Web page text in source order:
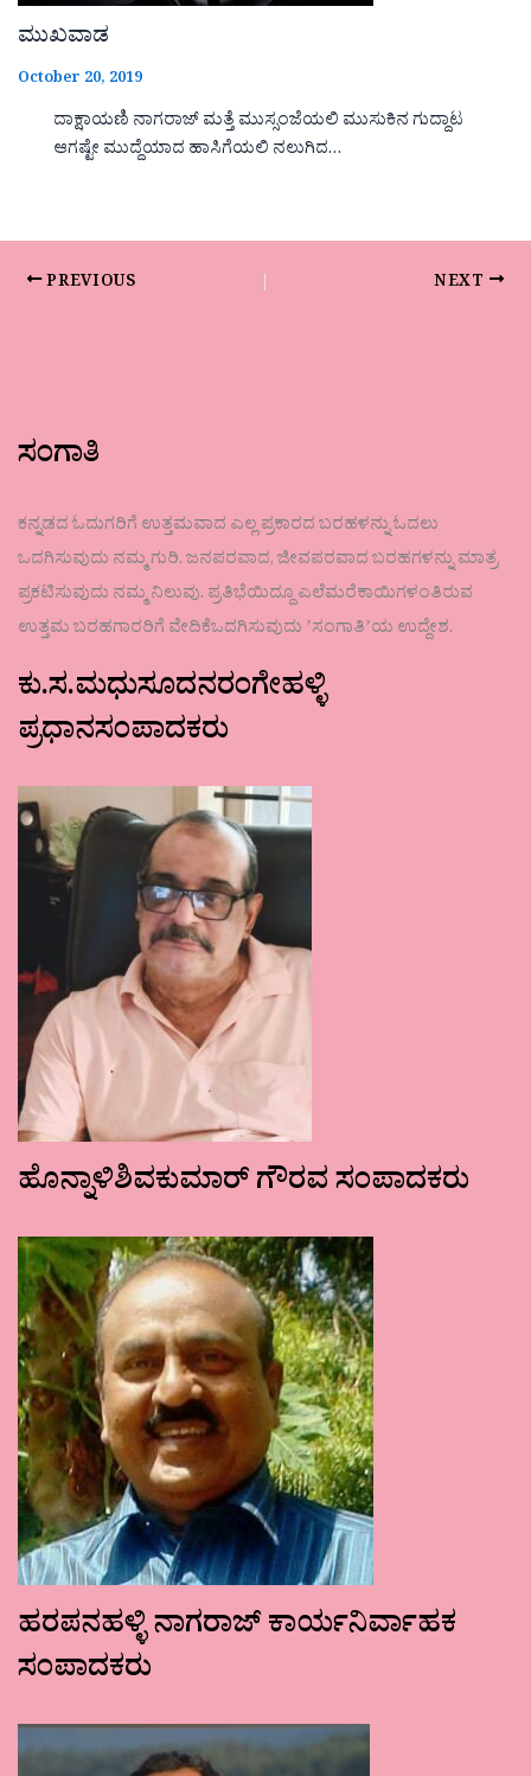
ಮುಖವಾಡ
October 20, 2019
ದಾಕ್ಷಾಯಣಿ ನಾಗರಾಜ್ ಮತ್ತೆ ಮುಸ್ಸಂಜೆಯಲಿ ಮುಸುಕಿನ ಗುದ್ದಾಟ
ಆಗಷ್ಟೇ ಮುದ್ದೆಯಾದ ಹಾಸಿಗೆಯಲಿ ನಲುಗಿದ…
PREVIOUS NEXT
ಸಂಗಾತಿ
ಕನ್ನಡದ ಓದುಗರಿಗೆ ಉತ್ತಮವಾದ ಎಲ್ಲ ಪ್ರಕಾರದ ಬರಹಳನ್ನು ಓದಲು
ಒದಗಿಸುವುದು ನಮ್ಮ ಗುರಿ. ಜನಪರವಾದ, ಜೀವಪರವಾದ ಬರಹಗಳನ್ನು ಮಾತ್ರ
ಪ್ರಕಟಿಸುವುದು ನಮ್ಮ ನಿಲುವು. ಪ್ರತಿಭೆಯಿದ್ದೂ ಎಲೆಮರೆಕಾಯಿಗಳಂತಿರುವ
ಉತ್ತಮ ಬರಹಗಾರರಿಗೆ ವೇದಿಕೆಒದಗಿಸುವುದು ʼಸಂಗಾತಿʼಯ ಉದ್ದೇಶ.
ಕು.ಸ.ಮಧುಸೂದನರಂಗೇಹಳ್ಳಿ
ಪ್ರಧಾನಸಂಪಾದಕರು
ಹೊನ್ನಾಳಿಶಿವಕುಮಾರ್ ಗೌರವ ಸಂಪಾದಕರು
ಹರಪನಹಳ್ಳಿ ನಾಗರಾಜ್ ಕಾರ್ಯನಿರ್ವಾಹಕ
ಸಂಪಾದಕರು